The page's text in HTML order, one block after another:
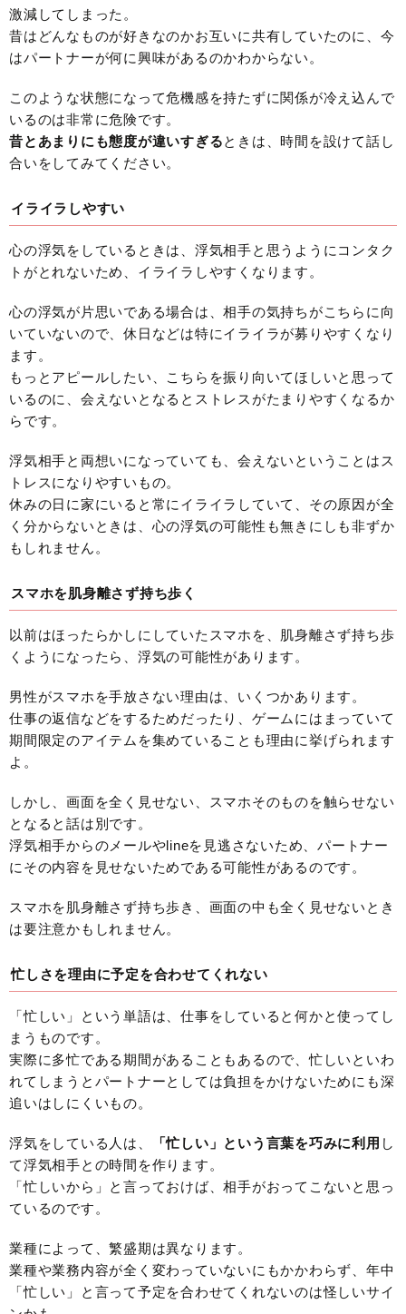
激減してしまった。
昔はどんなものが好きなのかお互いに共有していたのに、今
はパートナーが何に興味があるのかわからない。
このような状態になって危機感を持たずに関係が冷え込んで
いるのは非常に危険です。
昔とあまりにも態度が違いすぎるときは、時間を設けて話し
合いをしてみてください。
イライラしやすい
心の浮気をしているときは、浮気相手と思うようにコンタク
トがとれないため、イライラしやすくなります。
心の浮気が片思いである場合は、相手の気持ちがこちらに向
いていないので、休日などは特にイライラが募りやすくなり
ます。
もっとアピールしたい、こちらを振り向いてほしいと思って
いるのに、会えないとなるとストレスがたまりやすくなるか
らです。
浮気相手と両想いになっていても、会えないということはス
トレスになりやすいもの。
休みの日に家にいると常にイライラしていて、その原因が全
く分からないときは、心の浮気の可能性も無きにしも非ずか
もしれません。
スマホを肌身離さず持ち歩く
以前はほったらかしにしていたスマホを、肌身離さず持ち歩
くようになったら、浮気の可能性があります。
男性がスマホを手放さない理由は、いくつかあります。
仕事の返信などをするためだったり、ゲームにはまっていて
期間限定のアイテムを集めていることも理由に挙げられます
よ。
しかし、画面を全く見せない、スマホそのものを触らせない
となると話は別です。
浮気相手からのメールやlineを見逃さないため、パートナー
にその内容を見せないためである可能性があるのです。
スマホを肌身離さず持ち歩き、画面の中も全く見せないとき
は要注意かもしれません。
忙しさを理由に予定を合わせてくれない
「忙しい」という単語は、仕事をしていると何かと使ってし
まうものです。
実際に多忙である期間があることもあるので、忙しいといわ
れてしまうとパートナーとしては負担をかけないためにも深
追いはしにくいもの。
浮気をしている人は、 「忙しい」という言葉を巧みに利用 し
て浮気相手との時間を作ります。
「忙しいから」と言っておけば、相手がおってこないと思っ
ているのです。
業種によって、繁盛期は異なります。
業種や業務内容が全く変わっていないにもかかわらず、年中
「忙しい」と言って予定を合わせてくれないのは怪しいサイ